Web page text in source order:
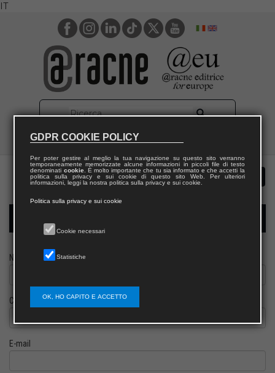
IT
Modulo richiesta saggio biblioteca
Nome
Cognome
E-mail
GDPR COOKIE POLICY
Per poter gestire al meglio la tua navigazione su questo sito verranno
temporaneamente memorizzate alcune informazioni in piccoli file di testo
denominati cookie. È molto importante che tu sia informato e che accetti la
politica sulla privacy e sui cookie di questo sito Web. Per ulteriori
informazioni, leggi la nostra politica sulla privacy e sui cookie.
Politica sulla privacy e sui cookie
Cookie necessari
Statistiche
OK, HO CAPITO E ACCETTO